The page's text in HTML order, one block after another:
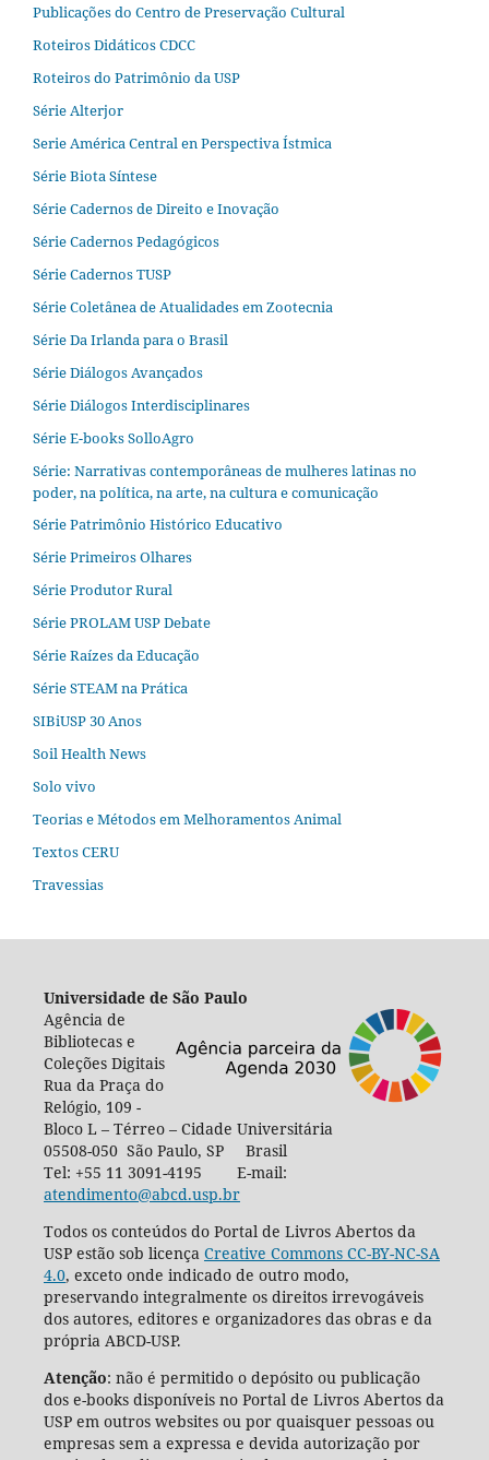
Publicações do Centro de Preservação Cultural
Roteiros Didáticos CDCC
Roteiros do Patrimônio da USP
Série Alterjor
Serie América Central en Perspectiva Ístmica
Série Biota Síntese
Série Cadernos de Direito e Inovação
Série Cadernos Pedagógicos
Série Cadernos TUSP
Série Coletânea de Atualidades em Zootecnia
Série Da Irlanda para o Brasil
Série Diálogos Avançados
Série Diálogos Interdisciplinares
Série E-books SolloAgro
Série: Narrativas contemporâneas de mulheres latinas no
poder, na política, na arte, na cultura e comunicação
Série Patrimônio Histórico Educativo
Série Primeiros Olhares
Série Produtor Rural
Série PROLAM USP Debate
Série Raízes da Educação
Série STEAM na Prática
SIBiUSP 30 Anos
Soil Health News
Solo vivo
Teorias e Métodos em Melhoramentos Animal
Textos CERU
Travessias
Universidade de São Paulo
Agência de
Bibliotecas e
Coleções Digitais
Rua da Praça do
Relógio, 109 -
Bloco L – Térreo – Cidade Universitária
05508-050 São Paulo, SP Brasil
Tel: +55 11 3091-4195 E-mail:
atendimento@abcd.usp.br
Todos os conteúdos do Portal de Livros Abertos da
USP estão sob licença Creative Commons CC-BY-NC-SA
4.0, exceto onde indicado de outro modo,
preservando integralmente os direitos irrevogáveis
dos autores, editores e organizadores das obras e da
própria ABCD-USP.
Atenção: não é permitido o depósito ou publicação
dos e-books disponíveis no Portal de Livros Abertos da
USP em outros websites ou por quaisquer pessoas ou
empresas sem a expressa e devida autorização por